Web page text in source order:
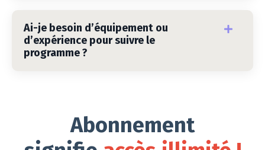
Ai-je besoin d’équipement ou
d’expérience pour suivre le
programme ?
Abonnement